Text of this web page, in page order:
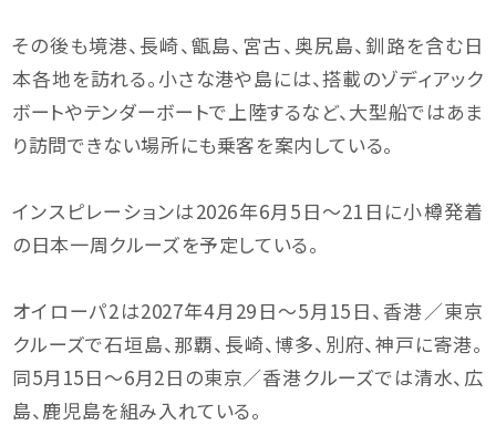
その後も境港、長崎、甑島、宮古、奥尻島、釧路を含む日
本各地を訪れる。小さな港や島には、搭載のゾディアック
ボートやテンダーボートで上陸するなど、大型船ではあま
り訪問できない場所にも乗客を案内している。
インスピレーションは2026年6月5日〜21日に小樽発着
の日本一周クルーズを予定している。
オイローパ2は2027年4月29日〜5月15日、香港／東京
クルーズで石垣島、那覇、長崎、博多、別府、神戸に寄港。
同5月15日〜6月2日の東京／香港クルーズでは清水、広
島、鹿児島を組み入れている。